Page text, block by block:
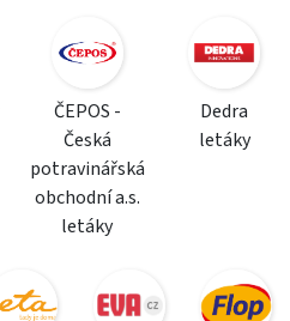
ČEPOS -
Česká
potravinářská
obchodní a.s.
letáky
Dedra
letáky